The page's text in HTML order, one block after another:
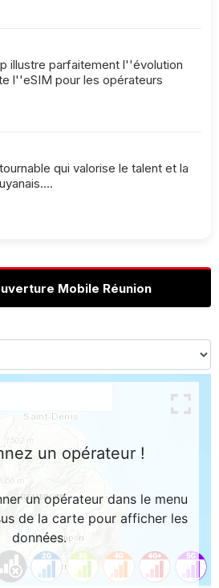
illustre parfaitement l''évolution
l''eSIM pour les opérateurs
qui valorise le talent et la
Mobile Réunion